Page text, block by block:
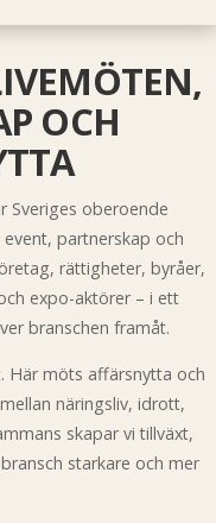
OCH
Sveriges oberoende
partnerskap och
rättigheter, byråer,
expo-aktörer – i ett
branschen framåt.
Här möts affärsnytta och
näringsliv, idrott,
skapar vi tillväxt,
starkare och mer